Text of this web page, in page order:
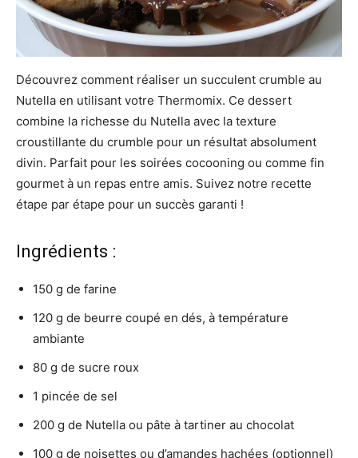
Découvrez comment réaliser un succulent crumble au
Nutella en utilisant votre Thermomix. Ce dessert
combine la richesse du Nutella avec la texture
croustillante du crumble pour un résultat absolument
divin. Parfait pour les soirées cocooning ou comme fin
gourmet à un repas entre amis. Suivez notre recette
étape par étape pour un succès garanti !
Ingrédients :
150 g de farine
120 g de beurre coupé en dés, à température
ambiante
80 g de sucre roux
1 pincée de sel
200 g de Nutella ou pâte à tartiner au chocolat
100 g de noisettes ou d’amandes hachées (optionnel)